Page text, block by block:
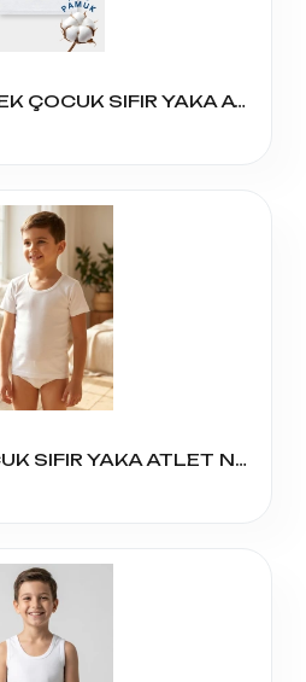
1503 BERRAK ERKEK ÇOCUK SIFIR YAKA ATLET NO:1
0038 SEHER ÇOCUK SIFIR YAKA ATLET NO:6